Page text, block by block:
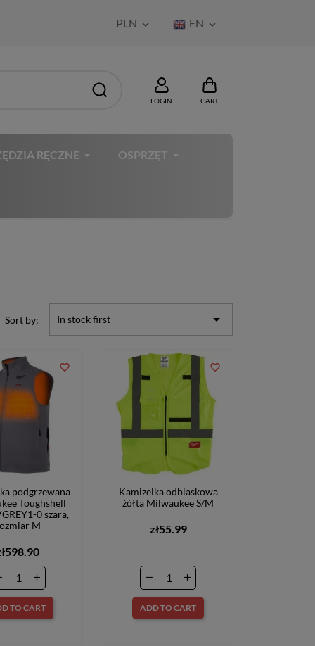
PLN  EN 
LOGIN CART
RĘCZNE OSPRZĘT
Sort by: In stock first 
podgrzewana
Toughshell
0 szara,
M
TO CART
favorite_border
Kamizelka odblaskowa
żółta Milwaukee S/M
zł55.99
ADD TO CART
favorite_border